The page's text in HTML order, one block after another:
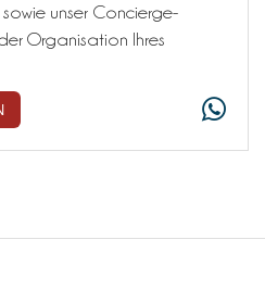
sowie unser Concierge-
Organisation Ihres